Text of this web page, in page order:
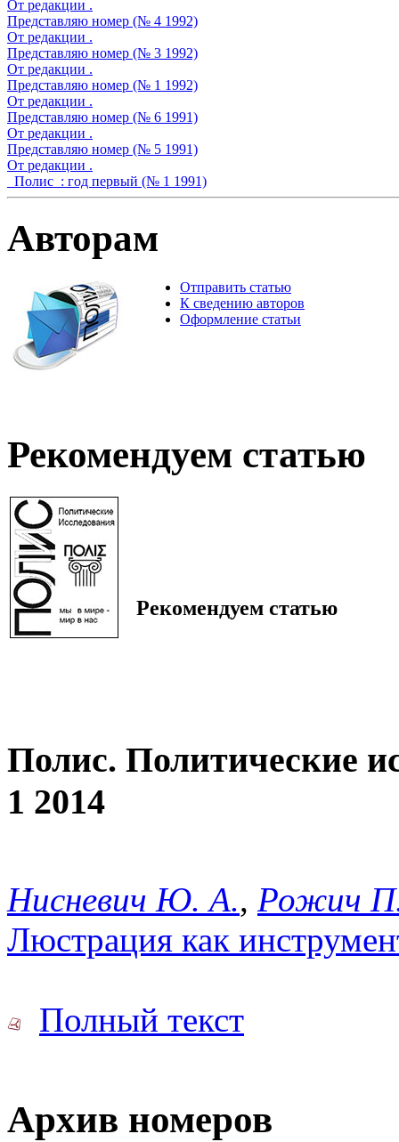
От редакции .
Представляю номер (№ 4 1992)
От редакции .
Представляю номер (№ 3 1992)
От редакции .
Представляю номер (№ 1 1992)
От редакции .
Представляю номер (№ 6 1991)
От редакции .
Представляю номер (№ 5 1991)
От редакции .
_Полис_: год первый (№ 1 1991)
Авторам
Отправить статью
К сведению авторов
Оформление статьи
Рекомендуем статью
Рекомендуем статью
Полис. Политические
1 2014
Нисневич Ю. А., Рожич
Люстрация как
Полный текст
Архив номеров